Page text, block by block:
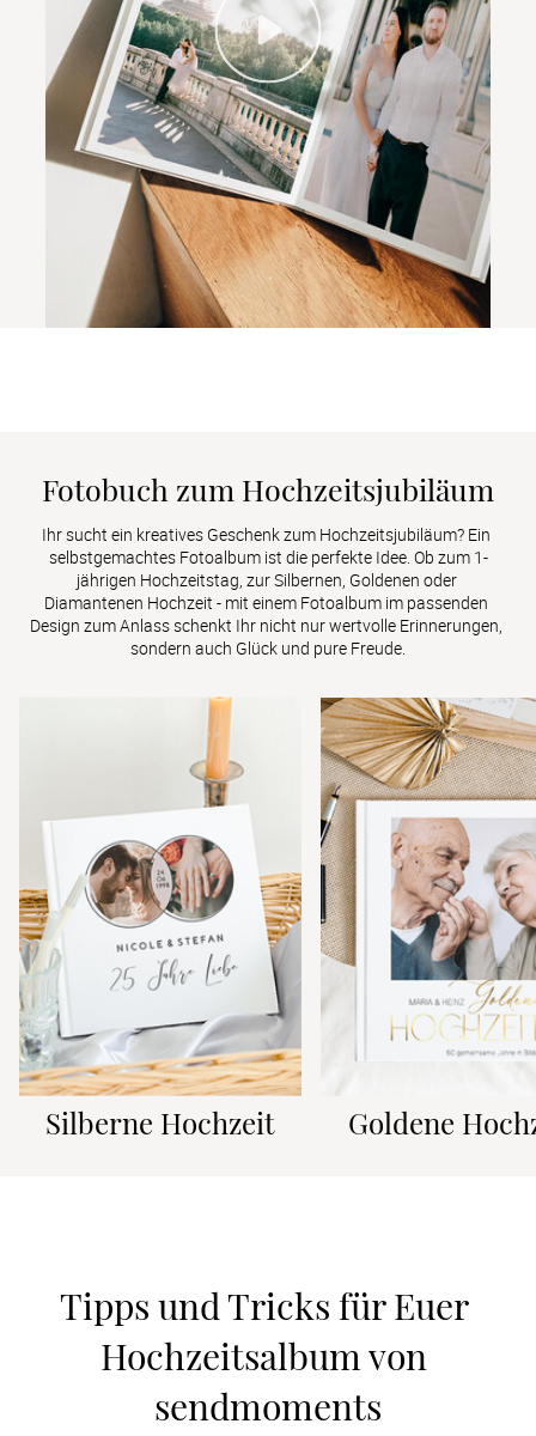
Fotobuch zum Hochzeitsjubiläum
Ihr sucht ein kreatives Geschenk zum Hochzeitsjubiläum? Ein
selbstgemachtes Fotoalbum ist die perfekte Idee. Ob zum 1-
jährigen Hochzeitstag, zur Silbernen, Goldenen oder
Diamantenen Hochzeit - mit einem Fotoalbum im passenden
Design zum Anlass schenkt Ihr nicht nur wertvolle Erinnerungen,
sondern auch Glück und pure Freude.
Silberne Hochzeit Goldene
Tipps und Tricks für Euer
Hochzeitsalbum von
sendmoments